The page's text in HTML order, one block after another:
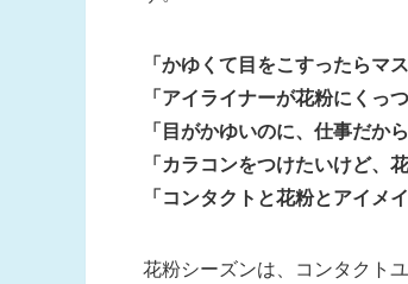
「かゆくて目をこすったらマ
「アイライナーが花粉にくっ
「目がかゆいのに、仕事だか
「カラコンをつけたいけど、
「コンタクトと花粉とアイメ
花粉シーズンは、コンタクト